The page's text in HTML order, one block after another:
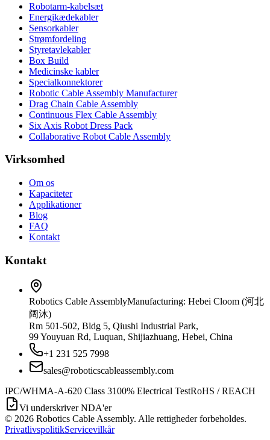
Robotarm-kabelsæt
Energikædekabler
Sensorkabler
Strømfordeling
Styretavlekabler
Box Build
Medicinske kabler
Specialkonnektorer
Robotic Cable Assembly Manufacturer
Drag Chain Cable Assembly
Continuous Flex Cable Assembly
Six Axis Robot Dress Pack
Collaborative Robot Cable Assembly
Virksomhed
Om os
Kapaciteter
Applikationer
Blog
FAQ
Kontakt
Kontakt
Robotics Cable AssemblyManufacturing: Hebei Cloom (河北
阔沐)
Rm 501-502, Bldg 5, Qiushi Industrial Park,
99 Youyuan Rd, Luquan, Shijiazhuang, Hebei, China
+1 231 525 7998
sales@roboticscableassembly.com
IPC/WHMA-A-620 Class 3100% Electrical TestRoHS / REACH
Vi underskriver NDA'er
© 2026 Robotics Cable Assembly. Alle rettigheder forbeholdes.
PrivatlivspolitikServicevilkår